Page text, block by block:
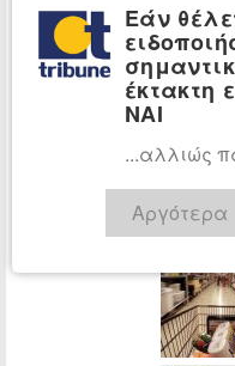
Εάν
έκτακτη
ΝΑΙ
...αλλιώς
Αργότερα